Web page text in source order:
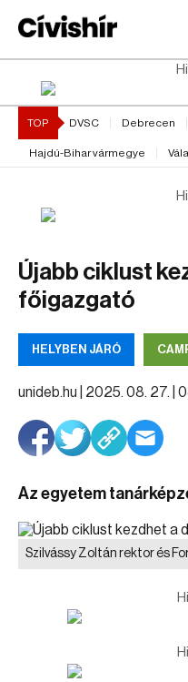
TOP DVSC Debrecen
Hajdú-Bihar vármegye
Újabb ciklust
főigazgató
HELYBEN JÁRÓ
unideb.hu | 2025. 08. 27. |
Az egyetem
Szilvássy Zoltán rektor és